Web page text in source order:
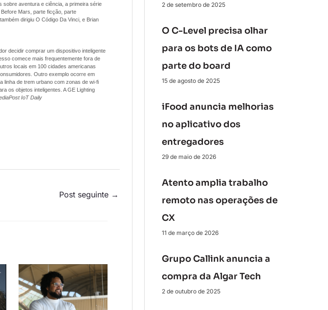
sobre aventura e ciência, a primeira série
Mars, parte ficção, parte
dirigiu O Código Da Vinci, e Brian
decidir comprar um dispositivo inteligente
comece mais frequentemente fora de
locais em 100 cidades americanas
Outro exemplo ocorre em
linha de trem urbano com zonas de wi-fi
os objetos inteligentes. A GE Lighting
IoT Daily
Post seguinte →
2 de setembro de 2025
O C-Level precisa olhar
para os bots de IA como
parte do board
15 de agosto de 2025
iFood anuncia melhorias
no aplicativo dos
entregadores
29 de maio de 2026
Atento amplia trabalho
remoto nas operações de
CX
11 de março de 2026
Grupo Callink anuncia a
compra da Algar Tech
2 de outubro de 2025